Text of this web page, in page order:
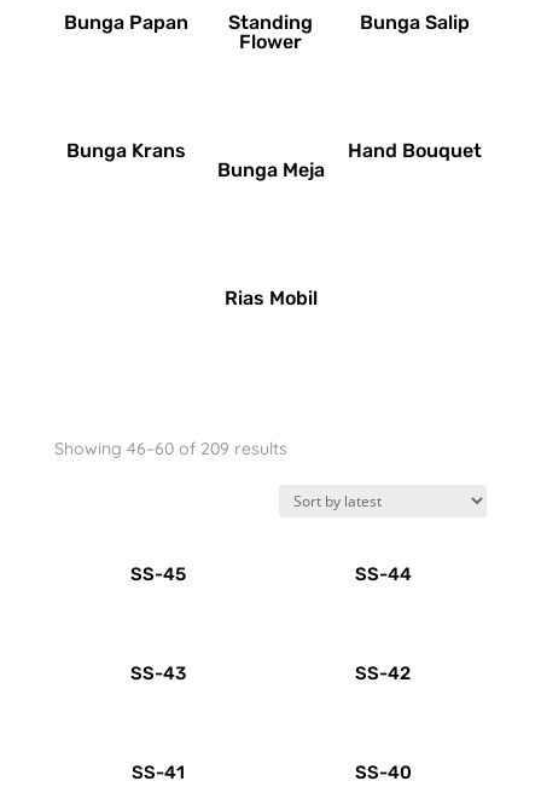
Bunga Papan
Bunga Krans
Standing
Flower
Bunga Meja
Rias Mobil
Bunga Salip
Hand Bouquet
Showing 46–60 of 209 resultsSorted
SS-45 SS-44
SS-43 SS-42
SS-41 SS-40